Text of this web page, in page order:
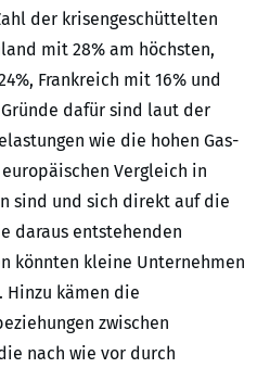
der krisengeschüttelten
mit 28% am höchsten,
Frankreich mit 16% und
dafür sind laut der
wie die hohen Gas-
Vergleich in
sind und sich direkt auf die
daraus entstehenden
könnten kleine Unternehmen
Hinzu kämen die
zwischen
nach wie vor durch